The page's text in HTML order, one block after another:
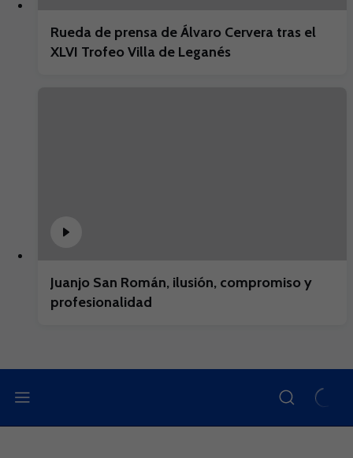
Rueda de prensa de Álvaro Cervera tras el
XLVI Trofeo Villa de Leganés
Juanjo San Román, ilusión, compromiso y
profesionalidad